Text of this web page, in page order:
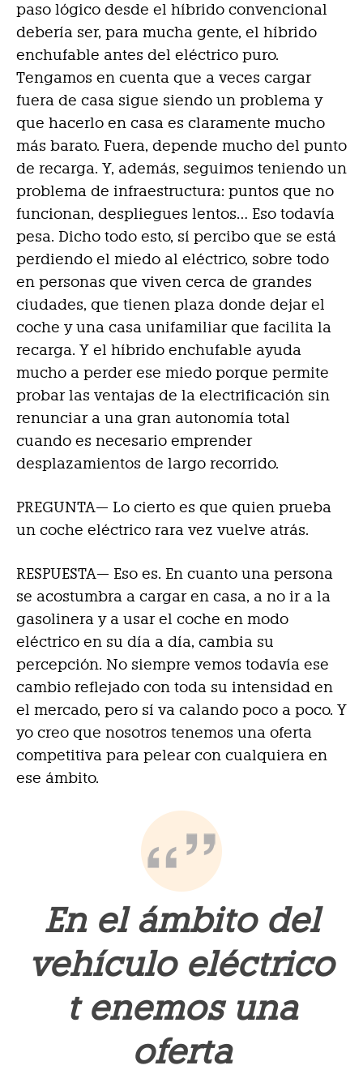
paso lógico desde el híbrido convencional
debería ser, para mucha gente, el híbrido
enchufable antes del eléctrico puro.
Tengamos en cuenta que a veces cargar
fuera de casa sigue siendo un problema y
que hacerlo en casa es claramente mucho
más barato. Fuera, depende mucho del punto
de recarga. Y, además, seguimos teniendo un
problema de infraestructura: puntos que no
funcionan, despliegues lentos… Eso todavía
pesa. Dicho todo esto, sí percibo que se está
perdiendo el miedo al eléctrico, sobre todo
en personas que viven cerca de grandes
ciudades, que tienen plaza donde dejar el
coche y una casa unifamiliar que facilita la
recarga. Y el híbrido enchufable ayuda
mucho a perder ese miedo porque permite
probar las ventajas de la electrificación sin
renunciar a una gran autonomía total
cuando es necesario emprender
desplazamientos de largo recorrido.
PREGUNTA— Lo cierto es que quien prueba
un coche eléctrico rara vez vuelve atrás.
RESPUESTA— Eso es. En cuanto una persona
se acostumbra a cargar en casa, a no ir a la
gasolinera y a usar el coche en modo
eléctrico en su día a día, cambia su
percepción. No siempre vemos todavía ese
cambio reflejado con toda su intensidad en
el mercado, pero sí va calando poco a poco. Y
yo creo que nosotros tenemos una oferta
competitiva para pelear con cualquiera en
ese ámbito.
En el ámbito del
vehículo eléctrico
t enemos una
oferta